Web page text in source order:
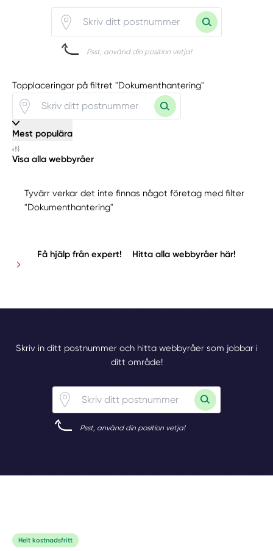
Psst, använd din position vetja!
Topplaceringar på filtret "Dokumenthantering"
Mest populära
Visa alla webbyråer
Tyvärr verkar det inte finnas något företag med filter
"Dokumenthantering"
Få hjälp från expert! Hitta alla webbyråer här!
Skriv in ditt postnummer och hitta webbyråer som jobbar i
ditt område!
Psst, använd din position vetja!
Helt kostnadsfritt